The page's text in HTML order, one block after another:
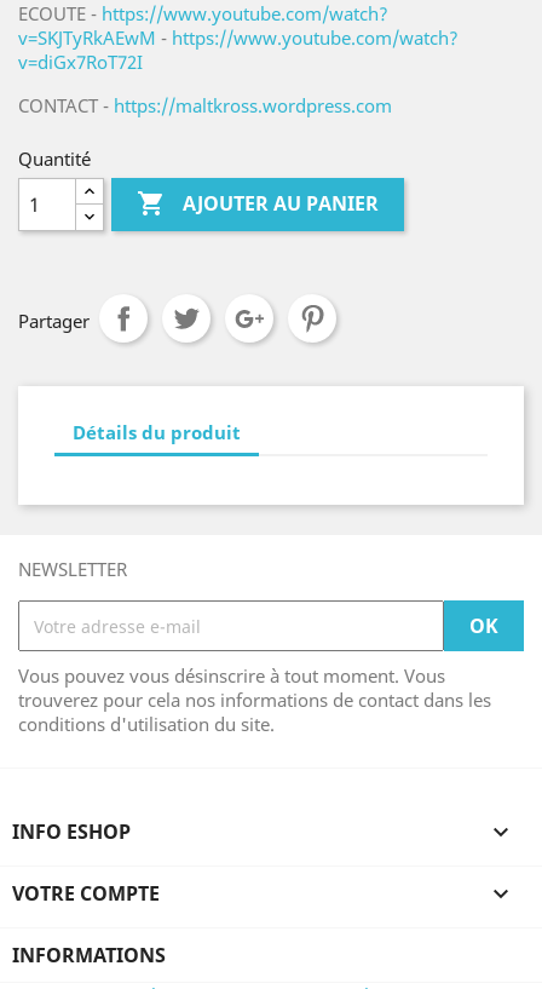
ECOUTE - https://www.youtube.com/watch?
v=SKJTyRkAEwM - https://www.youtube.com/watch?
v=diGx7RoT72I
CONTACT - https://maltkross.wordpress.com
Quantité
 AJOUTER AU PANIER
Partager
Détails du produit
NEWSLETTER
Vous pouvez vous désinscrire à tout moment. Vous
trouverez pour cela nos informations de contact dans les
conditions d'utilisation du site.
INFO ESHOP 
VOTRE COMPTE 
INFORMATIONS